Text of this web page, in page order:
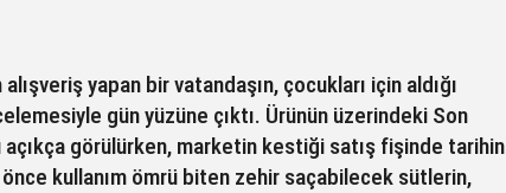
yapan bir vatandaşın, çocukları için aldığı
gün yüzüne çıktı. Ürünün üzerindeki Son
açıkça görülürken, marketin kestiği satış fişinde tarihin
kullanım ömrü biten zehir saçabilecek sütlerin,